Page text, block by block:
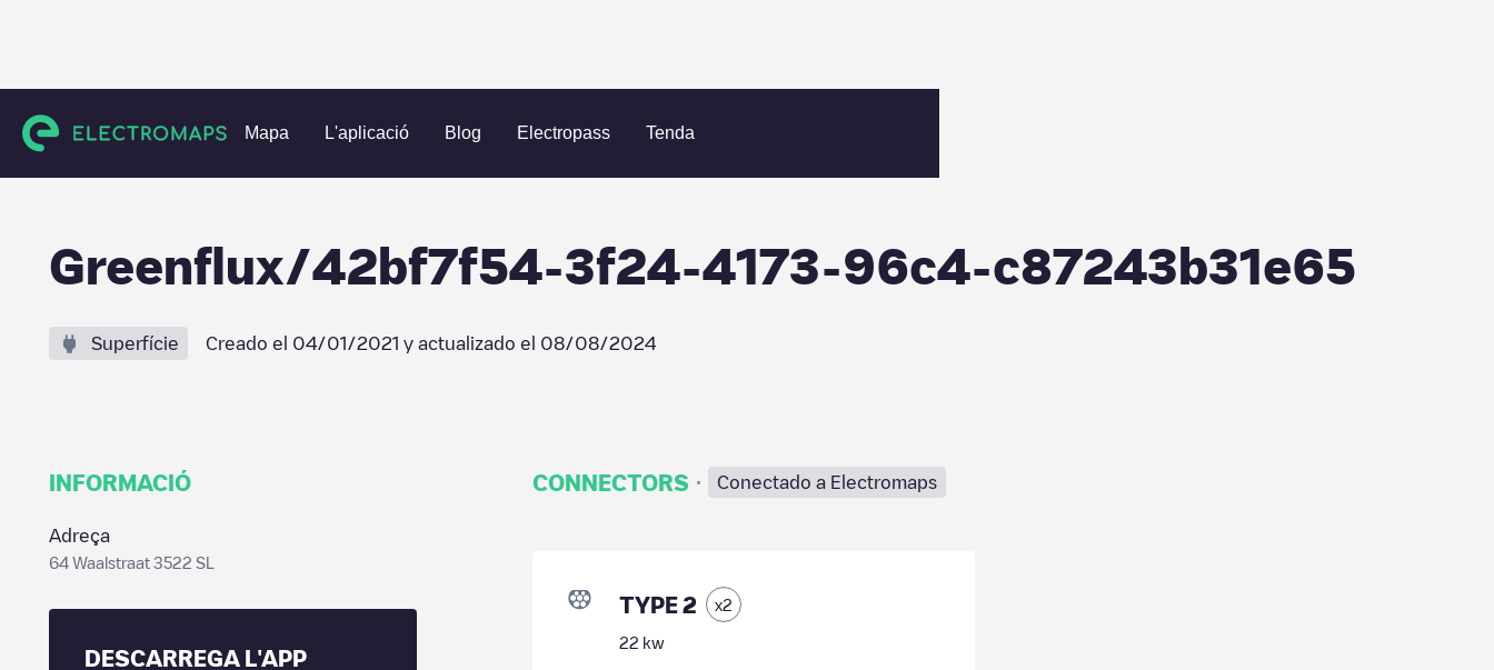
Mapa L'aplicació Blog Electropass Tenda
Charging stations Països Baixos Utrecht Utrecht Greenflux/42bf7f54-3f24-4173-96c4-c87243b31e65
Greenflux/42bf7f54-3f24-4173-96c4-c87243b31e65
Superfície Creado el 04/01/2021 y actualizado el 08/08/2024
INFORMACIÓ
Adreça
64 Waalstraat 3522 SL
DESCARREGA L'APP
CONNECTORS · Conectado a Electromaps
TYPE 2 x2
22 kw